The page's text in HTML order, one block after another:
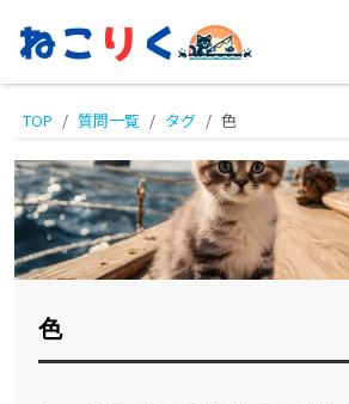
TOP 質問一覧 タグ 色
色